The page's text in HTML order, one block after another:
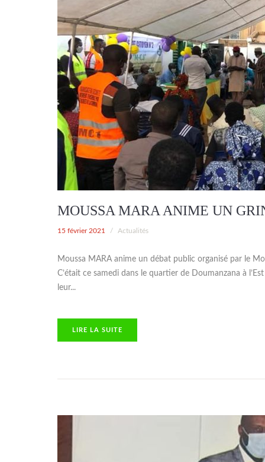
MOUSSA MARA ANIME UN
15 février 2021 / Actualités
Moussa MARA anime un débat public organisé par le
C’était ce samedi dans le quartier de Doumanzana à
leur...
LIRE LA SUITE